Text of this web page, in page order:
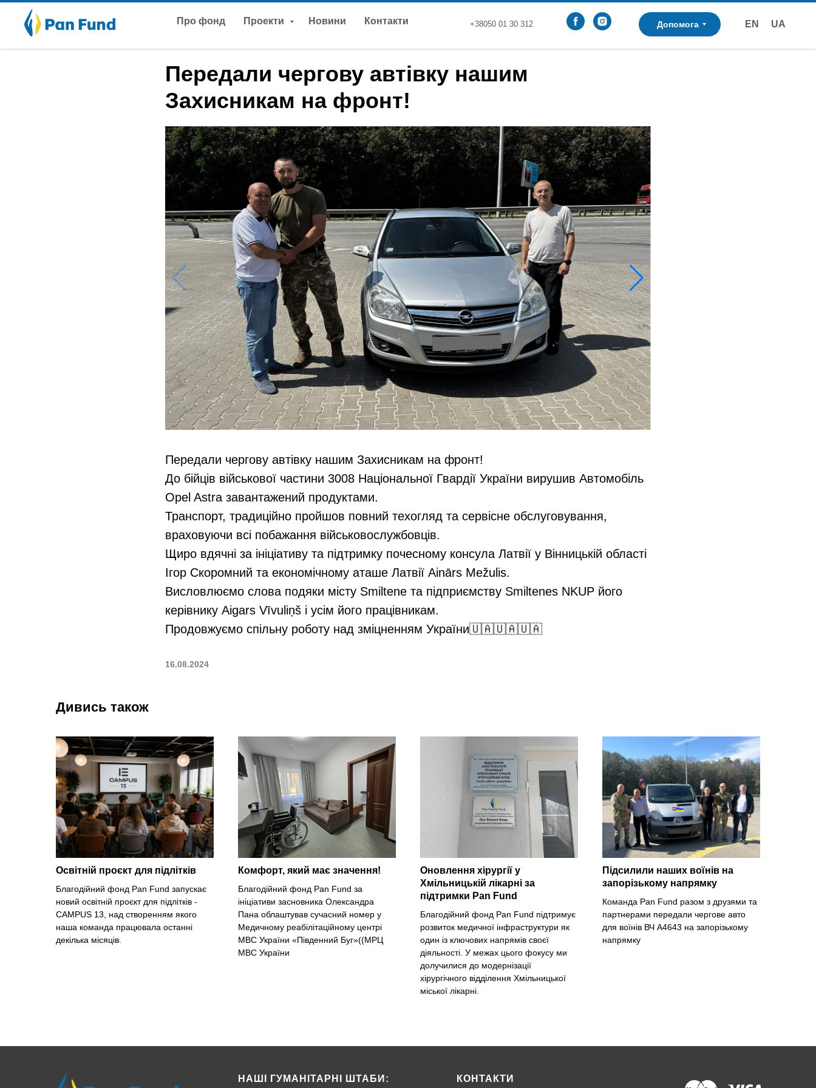
Про фонд Проекти Новини Контакти +38050 01 30 312 Допомога EN UA
Передали чергову автівку нашим
Захисникам на фронт!
Передали чергову автівку нашим Захисникам на фронт!
До бійців військової частини 3008 Національної Гвардії України вирушив Автомобіль
Opel Astra завантажений продуктами.
Транспорт, традиційно пройшов повний техогляд та сервісне обслуговування,
враховуючи всі побажання військовослужбовців.
Щиро вдячні за ініціативу та підтримку почесному консула Латвії у Вінницькій області
Ігор Скоромний та економічному аташе Латвії Ainārs Mežulis.
Висловлюємо слова подяки місту Smiltene та підприємству Smiltenes NKUP його
керівнику Aigars Vīvuliņš і усім його працівникам.
Продовжуємо спільну роботу над зміцненням України🇺🇦🇺🇦🇺🇦
16.08.2024
Дивись також
Освітній проєкт для підлітків
Благодійний фонд Pan Fund запускає
новий освітній проєкт для підлітків -
CAMPUS 13, над створенням якого
наша команда працювала останні
декілька місяців.
Комфорт, який має значення!
Благодійний фонд Pan Fund за
ініціативи засновника Олександра
Пана облаштував сучасний номер у
Медичному реабілітаційному центрі
МВС України «Південний Буг»((МРЦ
МВС України
Оновлення хірургії у
Хмільницькій лікарні за
підтримки Pan Fund
Благодійний фонд Pan Fund підтримує
розвиток медичної інфраструктури як
один із ключових напрямів своєї
діяльності. У межах цього фокусу ми
долучилися до модернізації
хірургічного відділення Хмільницької
міської лікарні.
Підсилили наших воїнів на
запорізькому напрямку
Команда Pan Fund разом з друзями та
партнерами передали чергове авто
для воїнів ВЧ А4643 на запорізькому
напрямку
НАШІ ГУМАНІТАРНІ ШТАБИ: КОНТАКТИ